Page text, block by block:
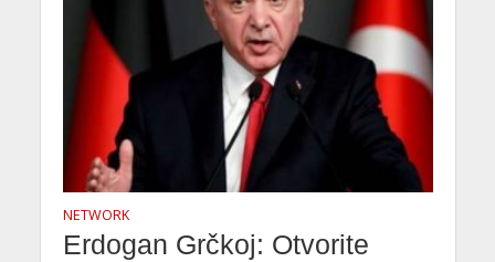
NETWORK
Erdogan Grčkoj: Otvorite